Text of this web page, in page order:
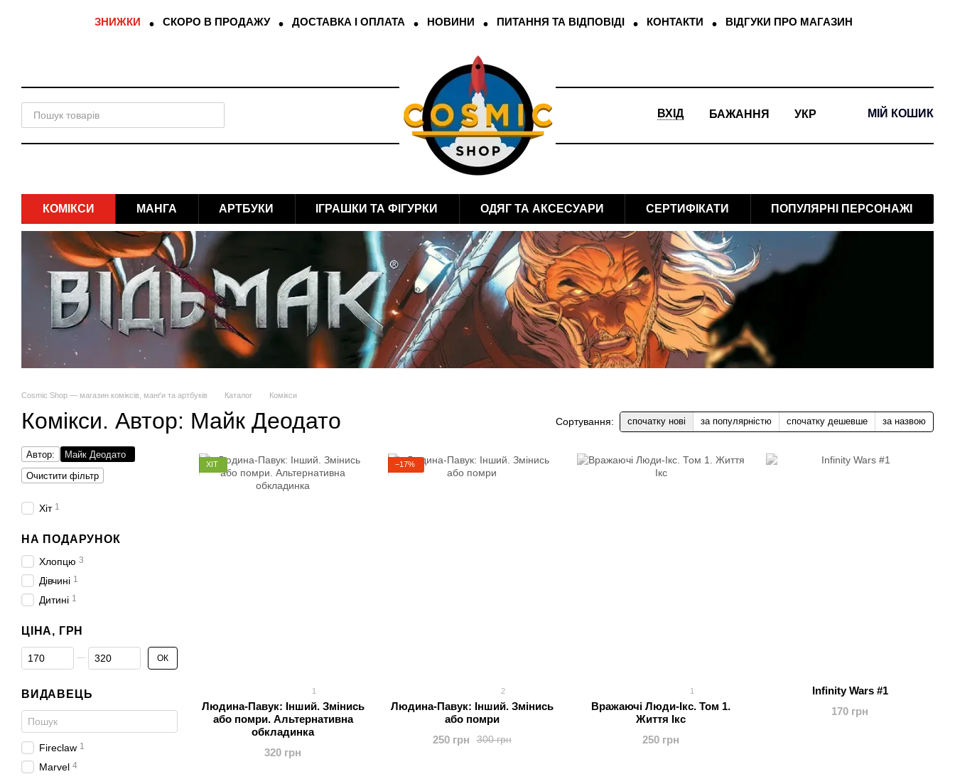
ЗНИЖКИ СКОРО В ПРОДАЖУ ДОСТАВКА І ОПЛАТА НОВИНИ ПИТАННЯ ТА ВІДПОВІДІ КОНТАКТИ ВІДГУКИ ПРО МАГАЗИН
ВХІД БАЖАННЯ УКР МІЙ КОШИК
КОМІКСИ МАНГА АРТБУКИ ІГРАШКИ ТА ФІГУРКИ ОДЯГ ТА АКСЕСУАРИ СЕРТИФІКАТИ ПОПУЛЯРНІ ПЕРСОНАЖІ
Cosmic Shop — магазин коміксів, манґи та артбуків Каталог Комікси
Комікси. Автор: Майк Деодато Сортування: спочатку нові за популярністю спочатку дешевше за назвою
ХІТ
1
Людина-Павук: Інший. Змінись
або помри. Альтернативна
обкладинка
320 грн
−17%
2
Людина-Павук: Інший. Змінись
або помри
300 грн
250 грн
1
Вражаючі Люди-Ікс. Том 1.
Життя Ікс
250 грн
Infinity Wars #1
170 грн
Автор:
Майк Деодато
Очистити фільтр
Хіт 1
НА ПОДАРУНОК
Хлопцю 3
Дівчині 1
Дитині 1
ЦІНА, ГРН
Від Ціна, грн
До Ціна, грн ОК
ВИДАВЕЦЬ
Fireclaw 1
Marvel 4